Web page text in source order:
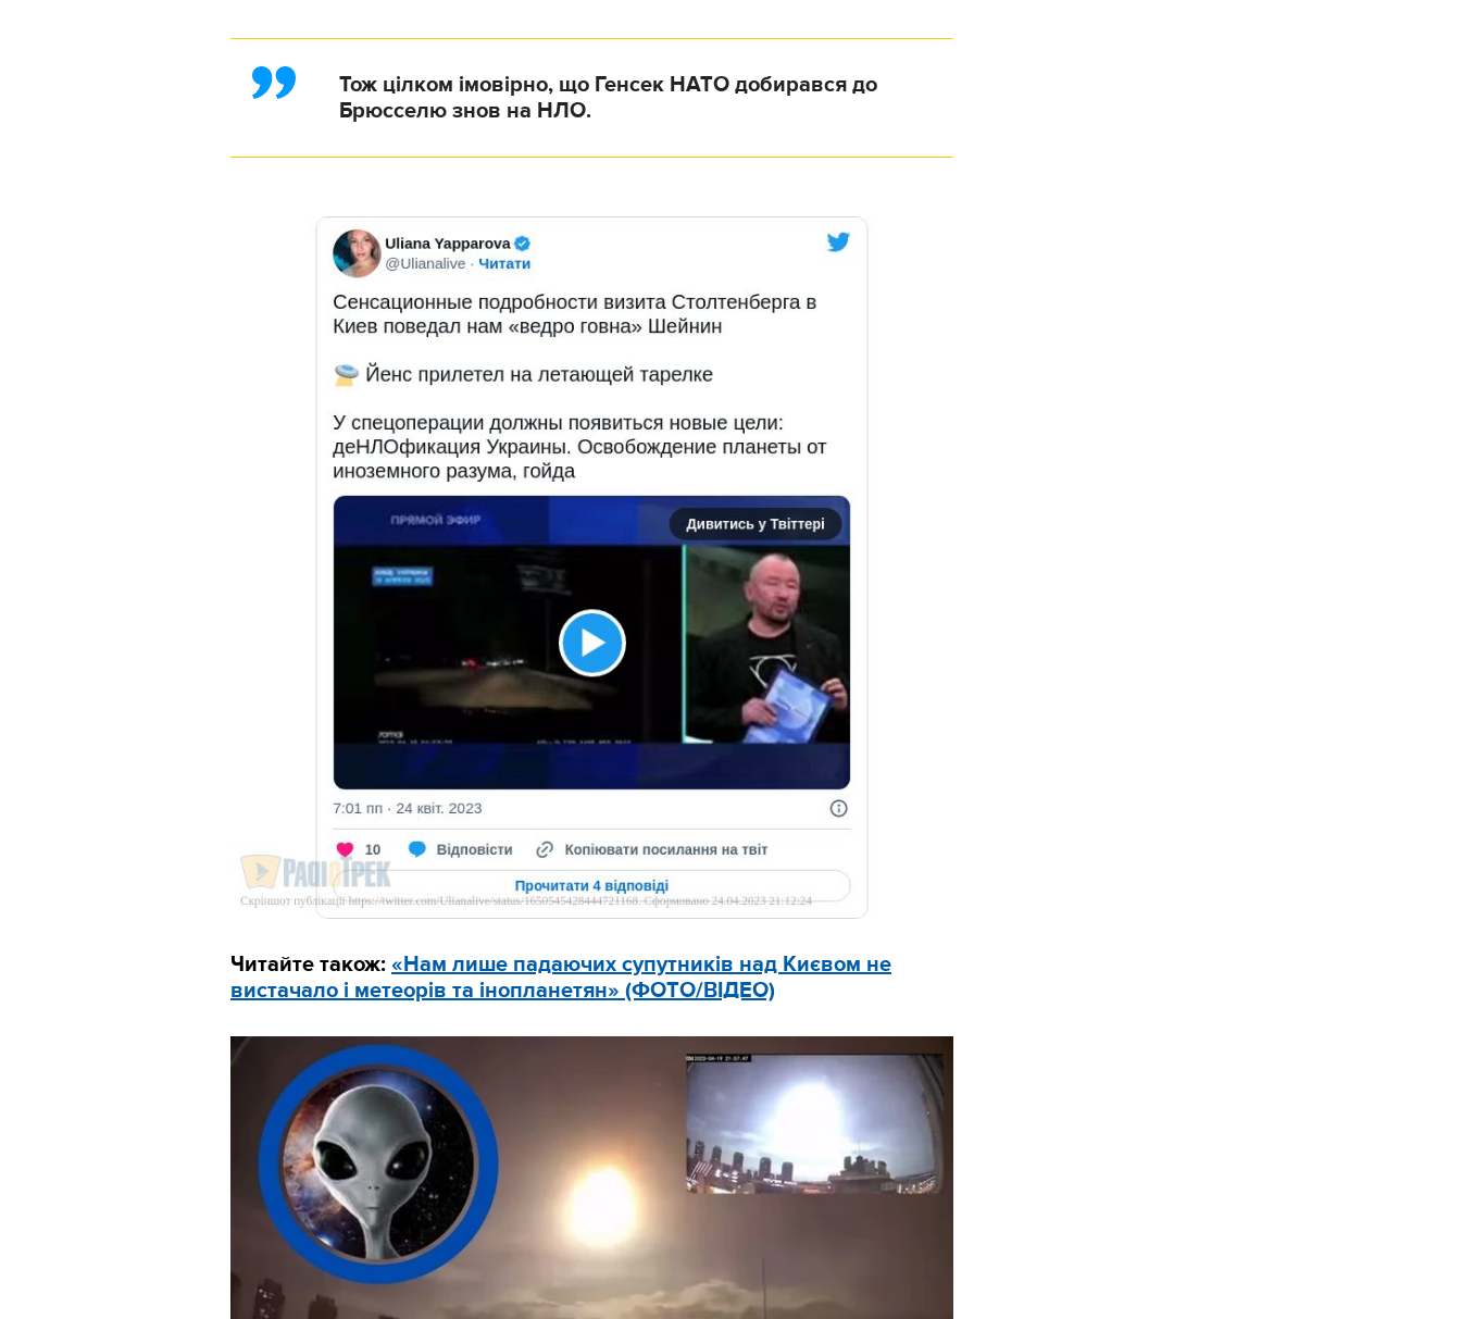
Тож цілком імовірно, що Генсек НАТО добирався до
Брюсселю знов на НЛО.
Читайте також: «Нам лише падаючих супутників над Києвом не
вистачало і метеорів та інопланетян» (ФОТО/ВІДЕО)